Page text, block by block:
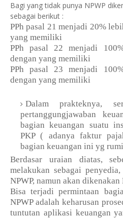
Bagi yang tidak punya NPWP
sebagai berikut :
PPh pasal 21 menjadi 20%
yang memiliki
PPh pasal 22 menjadi
dengan yang memiliki
PPh pasal 23 menjadi
dengan yang memiliki
Dalam prakteknya,
pertanggungjawaban
bagian keuangan suatu
PKP ( adanya faktur
bagian keuangan ini yg
Berdasar uraian diatas,
melakukan sebagai
NPWP, namun akan
Bisa terjadi permintaan
NPWP adalah keharusan
tuntutan aplikasi keuangan